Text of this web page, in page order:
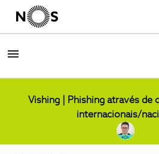
Vishing | Phishing através de
internacionais/